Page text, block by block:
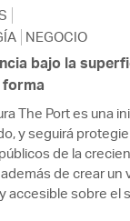
NEGOCIO
bajo la
The Port es una
y seguirá
de la
de crear un
accesible sobre el